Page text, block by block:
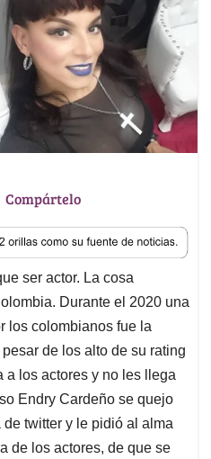
T
r
Compártelo
ser actor. La cosa
Durante el 2020 una
los colombianos fue la
de los alto de su rating
a los actores y no les llega
Endry Cardeño se quejo
twitter y le pidió al alma
de los actores, de que se